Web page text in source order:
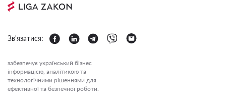
Зв'язатися:
забезпечує український бізнес
інформацією, аналітикою та
технологічними рішеннями для
ефективної та безпечної роботи.